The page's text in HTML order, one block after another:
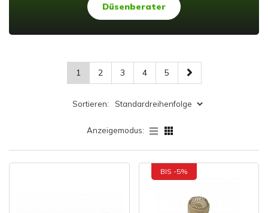
Düsenberater
1 2 3 4 5
Sortieren:
Anzeigemodus:
BIS -5%